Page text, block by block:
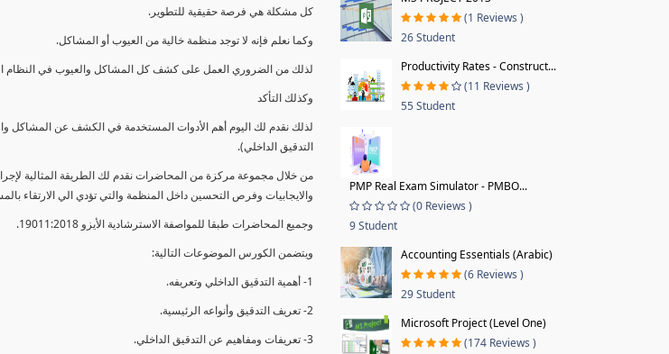
كل مشكلة هي فرصة حقيقية للتطوير.
وكما نعلم فإنه لا توجد منظمة خالية من العيوب أو المشاكل.
لذلك من الضروري العمل على كشف كل المشاكل والعيوب في النظام
وكذلك التأكد
لذلك نقدم لك اليوم أهم الأدوات المستخدمة في الكشف عن المشاكل
التدقيق الداخلي).
من خلال مجموعة مركزة من المحاضرات نقدم لك الطريقة المثالية
والايجابيات وفرص التحسين داخل المنظمة والتي تؤدي الي الارتقاء
وجميع المحاضرات طبقا للمواصفة الاسترشادية الأيزو 19011:2018.
ويتضمن الكورس الموضوعات التالية:
1- أهمية التدقيق الداخلي وتعريفه.
2- تعريف التدقيق وأنواعه الرئيسية.
3- تعريفات ومفاهيم عن التدقيق الداخلي.
(1 Reviews )
26 Student
Productivity Rates - Construct...
(11 Reviews )
55 Student
PMP Real Exam Simulator - PMBO...
(0 Reviews )
9 Student
Accounting Essentials (Arabic)
(6 Reviews )
29 Student
Microsoft Project (Level One)
(174 Reviews )